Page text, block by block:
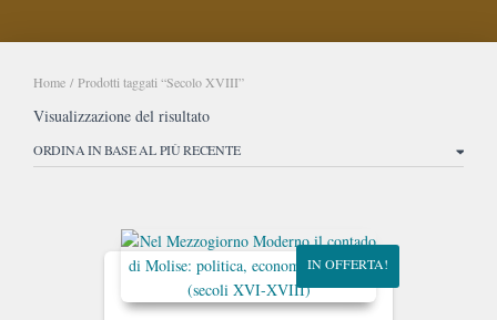
Home / Prodotti taggati “Secolo XVIII”
Visualizzazione del risultato
IN OFFERTA!